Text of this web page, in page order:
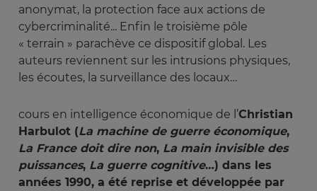
anonymat, la protection face aux actions de
cybercriminalité... Enfin le troisième pôle
« terrain » parachève ce dispositif global. Les
auteurs reviennent sur les intrusions physiques,
les écoutes, la surveillance des locaux…
cours en intelligence économique de l’Christian
Harbulot (La machine de guerre économique,
La France doit dire non, La main invisible des
puissances, La guerre cognitive…) dans les
années 1990, a été reprise et développée par